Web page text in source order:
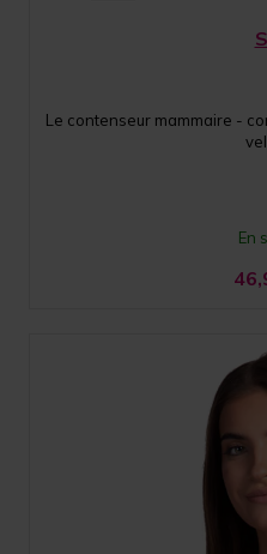
Le contenseur mammaire -
En